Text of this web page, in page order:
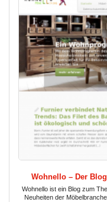
Wohnello – Der
Wohnello ist ein Blog zum
Neuheiten der